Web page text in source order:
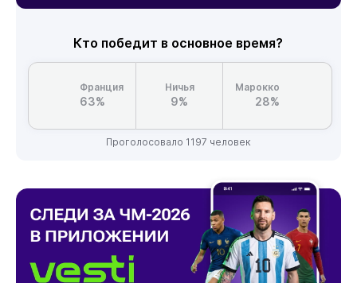
Кто победит в основное время?
Франция
63%
Ничья
9%
Марокко
28%
Проголосовало 1197 человек